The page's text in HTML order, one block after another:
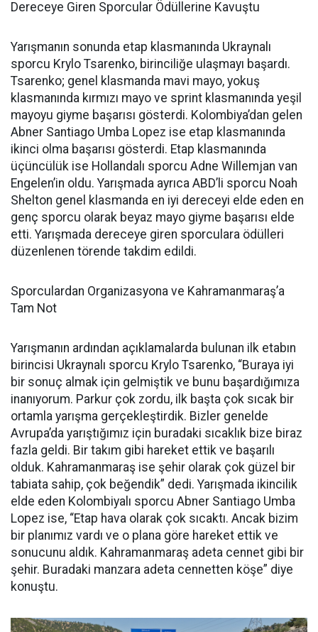
Dereceye Giren Sporcular Ödüllerine Kavuştu
Yarışmanın sonunda etap klasmanında Ukraynalı
sporcu Krylo Tsarenko, birinciliğe ulaşmayı başardı.
Tsarenko; genel klasmanda mavi mayo, yokuş
klasmanında kırmızı mayo ve sprint klasmanında yeşil
mayoyu giyme başarısı gösterdi. Kolombiya’dan gelen
Abner Santiago Umba Lopez ise etap klasmanında
ikinci olma başarısı gösterdi. Etap klasmanında
üçüncülük ise Hollandalı sporcu Adne Willemjan van
Engelen’in oldu. Yarışmada ayrıca ABD’li sporcu Noah
Shelton genel klasmanda en iyi dereceyi elde eden en
genç sporcu olarak beyaz mayo giyme başarısı elde
etti. Yarışmada dereceye giren sporculara ödülleri
düzenlenen törende takdim edildi.
Sporculardan Organizasyona ve Kahramanmaraş’a
Tam Not
Yarışmanın ardından açıklamalarda bulunan ilk etabın
birincisi Ukraynalı sporcu Krylo Tsarenko, “Buraya iyi
bir sonuç almak için gelmiştik ve bunu başardığımıza
inanıyorum. Parkur çok zordu, ilk başta çok sıcak bir
ortamla yarışma gerçekleştirdik. Bizler genelde
Avrupa’da yarıştığımız için buradaki sıcaklık bize biraz
fazla geldi. Bir takım gibi hareket ettik ve başarılı
olduk. Kahramanmaraş ise şehir olarak çok güzel bir
tabiata sahip, çok beğendik” dedi. Yarışmada ikincilik
elde eden Kolombiyalı sporcu Abner Santiago Umba
Lopez ise, “Etap hava olarak çok sıcaktı. Ancak bizim
bir planımız vardı ve o plana göre hareket ettik ve
sonucunu aldık. Kahramanmaraş adeta cennet gibi bir
şehir. Buradaki manzara adeta cennetten köşe” diye
konuştu.